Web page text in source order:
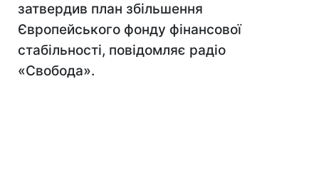
затвердив план збільшення
Європейського фонду фінансової
стабільності, повідомляє радіо
«Свобода».